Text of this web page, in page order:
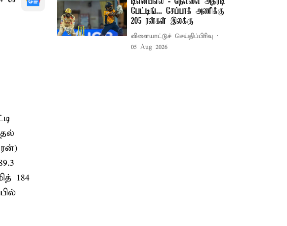
184
பேட்டிங்... சேப்பாக் அணிக்கு
205 ரன்கள் இலக்கு
விளையாட்டுச் செய்திப்பிரிவு
05 Aug 2026